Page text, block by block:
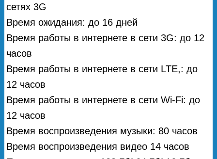
сетях 3G
Время ожидания: до 16 дней
Время работы в интернете в сети 3G: до 12
часов
Время работы в интернете в сети LTE,: до
12 часов
Время работы в интернете в сети Wi-Fi: до
12 часов
Время воспроизведения музыки: 80 часов
Время воспроизведения видео 14 часов